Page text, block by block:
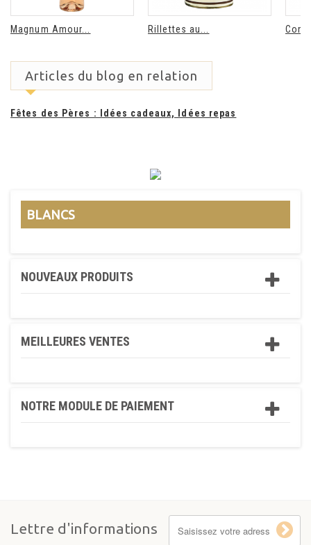
Magnum Amour... Rillettes au...
Articles du blog en relation
Fêtes des Pères : Idées cadeaux, Idées repas
BLANCS
NOUVEAUX PRODUITS
MEILLEURES VENTES
NOTRE MODULE DE PAIEMENT
Lettre d'informations